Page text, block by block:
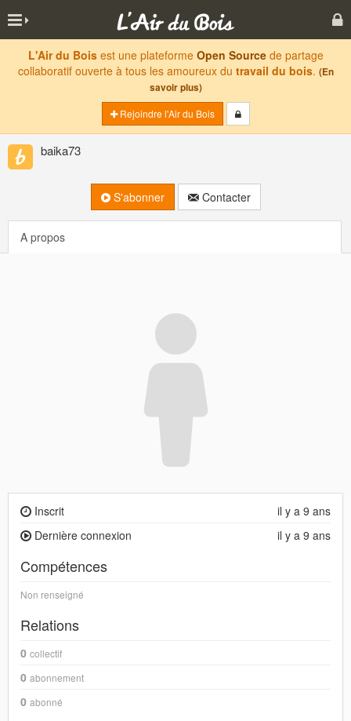
L'Air du Boisest une plateforme Open Sourcede partage
collaboratif ouverte à tous les amoureux du travail du bois. (En
savoir plus)
Rejoindre l'Air du Bois
baika73
S'abonner Contacter
A propos
il y a 9 ans
Inscrit
il y a 9 ans
Dernière connexion
Compétences
Non renseigné
Relations
0 collectif
0 abonnement
0 abonné